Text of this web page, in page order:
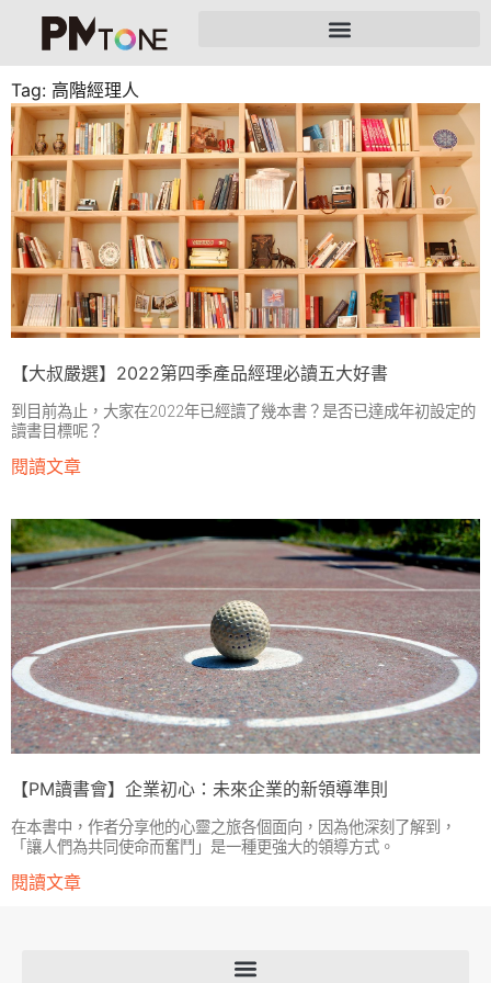
Tag: 高階經理人
【大叔嚴選】2022第四季產品經理必讀五大好書
到目前為止，大家在2022年已經讀了幾本書？是否已達成年初設定的
讀書目標呢？
閱讀文章
【PM讀書會】企業初心：未來企業的新領導準則
在本書中，作者分享他的心靈之旅各個面向，因為他深刻了解到，
「讓人們為共同使命而奮鬥」是一種更強大的領導方式。
閱讀文章